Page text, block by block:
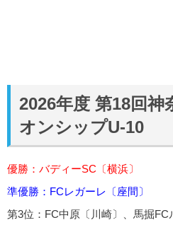
2026年度 第18回神
オンシップU-10
優勝：バディーSC〔横浜〕
準優勝：FCレガーレ〔座間〕
第3位：FC中原〔川崎〕、馬掘FC